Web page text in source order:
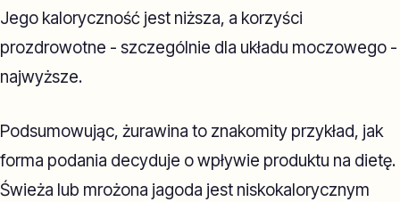
Jego kaloryczność jest niższa, a korzyści
prozdrowotne - szczególnie dla układu moczowego -
najwyższe.
Podsumowując, żurawina to znakomity przykład, jak
forma podania decyduje o wpływie produktu na dietę.
Świeża lub mrożona jagoda jest niskokalorycznym